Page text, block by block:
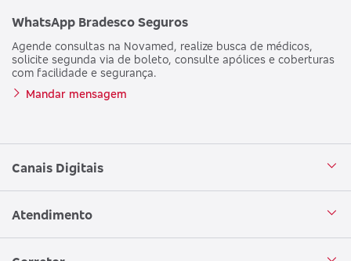
WhatsApp Bradesco Seguros
Agende consultas na Novamed, realize busca de médicos,
solicite segunda via de boleto, consulte apólices e coberturas
com facilidade e segurança.
Mandar mensagem
Canais Digitais
Aplicativo Bradesco Seguros
Atendimento
Central de Atendimento